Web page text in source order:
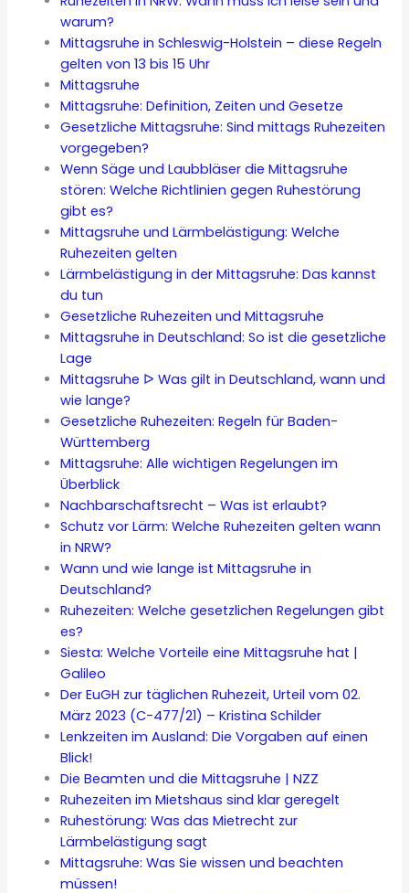
warum?
Mittagsruhe in Schleswig-Holstein – diese Regeln
gelten von 13 bis 15 Uhr
Mittagsruhe
Mittagsruhe: Definition, Zeiten und Gesetze
Gesetzliche Mittagsruhe: Sind mittags Ruhezeiten
vorgegeben?
Wenn Säge und Laubbläser die Mittagsruhe
stören: Welche Richtlinien gegen Ruhestörung
gibt es?
Mittagsruhe und Lärmbelästigung: Welche
Ruhezeiten gelten
Lärmbelästigung in der Mittagsruhe: Das kannst
du tun
Gesetzliche Ruhezeiten und Mittagsruhe
Mittagsruhe in Deutschland: So ist die gesetzliche
Lage
Mittagsruhe ᐅ Was gilt in Deutschland, wann und
wie lange?
Gesetzliche Ruhezeiten: Regeln für Baden-
Württemberg
Mittagsruhe: Alle wichtigen Regelungen im
Überblick
Nachbarschaftsrecht – Was ist erlaubt?
Schutz vor Lärm: Welche Ruhezeiten gelten wann
in NRW?
Wann und wie lange ist Mittagsruhe in
Deutschland?
Ruhezeiten: Welche gesetzlichen Regelungen gibt
es?
Siesta: Welche Vorteile eine Mittagsruhe hat |
Galileo
Der EuGH zur täglichen Ruhezeit, Urteil vom 02.
März 2023 (C-477/21) – Kristina Schilder
Lenkzeiten im Ausland: Die Vorgaben auf einen
Blick!
Die Beamten und die Mittagsruhe | NZZ
Ruhezeiten im Mietshaus sind klar geregelt
Ruhestörung: Was das Mietrecht zur
Lärmbelästigung sagt
Mittagsruhe: Was Sie wissen und beachten
müssen!